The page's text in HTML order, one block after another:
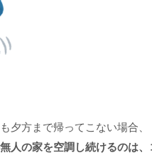
夕方まで帰ってこない場合、
人の家を空調し続けるのは、